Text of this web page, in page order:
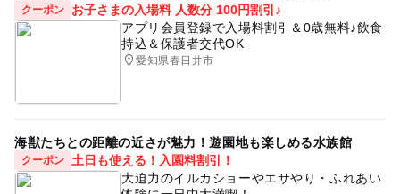
クーポン
お子さまの入場料 人数分 100円割引♪
アプリ会員登録で入場料割引＆0歳無料♪飲食
持込＆保護者交代OK
愛知県春日井市
海獣たちとの距離の近さが魅力！遊園地も楽しめる水族館
クーポン
土日も使える！入園料割引！
大迫力のイルカショーやエサやり・ふれあい